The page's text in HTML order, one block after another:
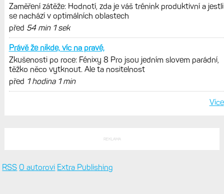
Zaměření zátěže: Hodnotí, zda je váš trénink produktivní a jestli
se nachází v optimálních oblastech
před 54 min 1 sek
Právě že nikde, víc na pravé,
Zkušenosti po roce: Fénixy 8 Pro jsou jedním slovem parádní,
těžko něco vytknout. Ale ta nositelnost
před 1 hodina 1 min
Více
REKLAMA
RSS O autorovi Extra Publishing